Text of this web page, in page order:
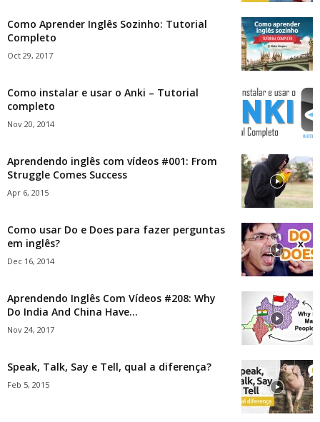
Como Aprender Inglês Sozinho: Tutorial
Completo
Oct 29, 2017
Como instalar e usar o Anki – Tutorial
completo
Nov 20, 2014
Aprendendo inglês com vídeos #001: From
Struggle Comes Success
Apr 6, 2015
Como usar Do e Does para fazer perguntas
em inglês?
Dec 16, 2014
Aprendendo Inglês Com Vídeos #208: Why
Do India And China Have...
Nov 24, 2017
Speak, Talk, Say e Tell, qual a diferença?
Feb 5, 2015